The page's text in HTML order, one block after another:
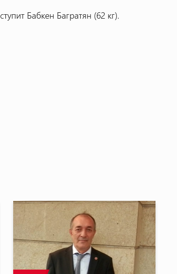
Бабкен Багратян (62 кг).